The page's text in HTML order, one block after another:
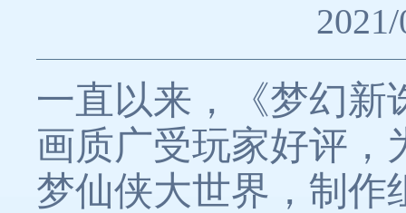
一直以来，《梦幻新
画质广受玩家好评，
梦仙侠大世界，制作